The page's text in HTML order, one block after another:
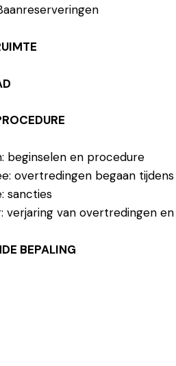
beginselen en procedure
overtredingen begaan
sancties
verjaring van overtredingen
BEPALING